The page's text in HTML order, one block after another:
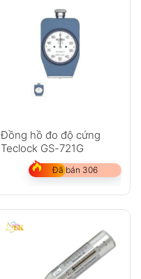
Đồng hồ đo độ cứng
Teclock GS-721G
Đã bán 306